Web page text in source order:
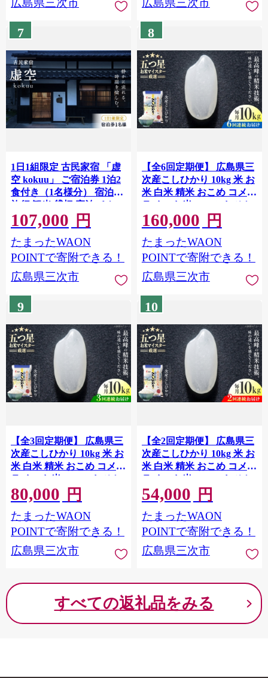
時短 B級グルメ ご当地 広
お好み焼 いまちゃん
広島県三次市 広島県三次市
7
1日1組限定 古民家宿 「虚
空 kokuu」 ご宿泊券 1泊2
食付き（1名様分） 宿泊券
旅行 観光 貸切 宿泊 チケッ
ト 宿 民宿 古民家 お出かけ
食事付き 1泊2食付き 休暇
ホテル 自然 一人旅 三次市
/ 卑弥呼蔵虚空 [APDI001]
107,000 円
たまったWAON
POINTで寄附できる！
広島県三次市
8
【全6回定期便】 広島県三
次産こしひかり 10kg 米 お
米 白米 精米 おこめ コメ
ライス お米10kg こしひか
り コシヒカリ ごはん ご飯
米10kg 広島米 ブランド米
広島コシヒカリ 米定期便
5kg袋 コシヒカリ米 国産
せ 銘柄米 三次市コシヒカ
スター 2025年産 令和7年産
[APDK008]
160,000 円
たまったWAON
POINTで寄附できる！
広島県三次市
9
【全3回定期便】 広島県三
次産こしひかり 10kg 米 お
米 白米 精米 おこめ コメ
ライス お米10kg こしひか
り コシヒカリ ごはん ご飯
米10kg 広島米 ブランド米
広島コシヒカリ 米定期便
5kg袋 コシヒカリ米 国産
せ 銘柄米 三次市コシヒカ
三次市 / 食協株式会社
[APDK007]
80,000 円
たまったWAON
POINTで寄附できる！
広島県三次市
10
【全2回定期便】 広島県三
次産こしひかり 10kg 米 お
米 白米 精米 おこめ コメ
ライス お米10kg こしひか
り コシヒカリ ごはん ご飯
米10kg 広島米 ブランド米
広島コシヒカリ 米定期便
5kg袋 コシヒカリ米 国産
せ 銘柄米 三次市コシヒカ
[APDK006]
54,000 円
たまったWAON
POINTで寄附できる！
広島県三次市
すべての返礼品をみる